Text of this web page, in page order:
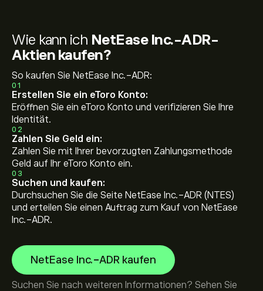
Wie kann ich NetEase Inc.-ADR-
Aktien kaufen?
So kaufen Sie NetEase Inc.-ADR:
01
Erstellen Sie ein eToro Konto:
Eröffnen Sie ein eToro Konto und verifizieren Sie Ihre
Identität.
02
Zahlen Sie Geld ein:
Zahlen Sie mit Ihrer bevorzugten Zahlungsmethode
Geld auf Ihr eToro Konto ein.
03
Suchen und kaufen:
Durchsuchen Sie die Seite NetEase Inc.-ADR (NTES)
und erteilen Sie einen Auftrag zum Kauf von NetEase
Inc.-ADR.
NetEase Inc.-ADR kaufen
Suchen Sie nach weiteren Informationen? Sehen Sie